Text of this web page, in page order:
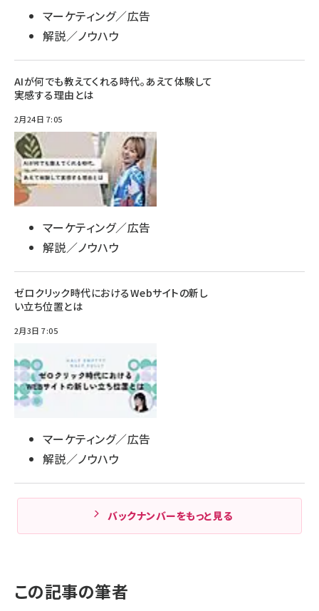
マーケティング／広告
解説／ノウハウ
AIが何でも教えてくれる時代。あえて体験して
実感する理由とは
2月24日 7:05
マーケティング／広告
解説／ノウハウ
ゼロクリック時代におけるWebサイトの新し
い立ち位置とは
2月3日 7:05
マーケティング／広告
解説／ノウハウ
バックナンバーをもっと見る
この記事の筆者